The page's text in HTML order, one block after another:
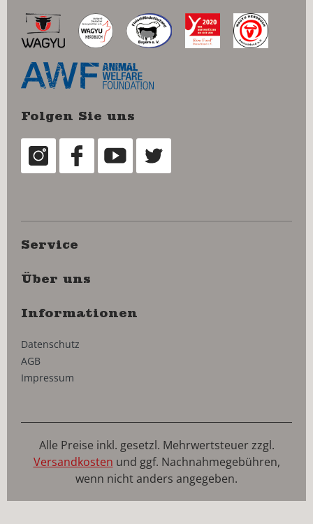
Folgen Sie uns
Service
Über uns
Informationen
Datenschutz
AGB
Impressum
Alle Preise inkl. gesetzl. Mehrwertsteuer zzgl.
Versandkosten und ggf. Nachnahmegebühren,
wenn nicht anders angegeben.